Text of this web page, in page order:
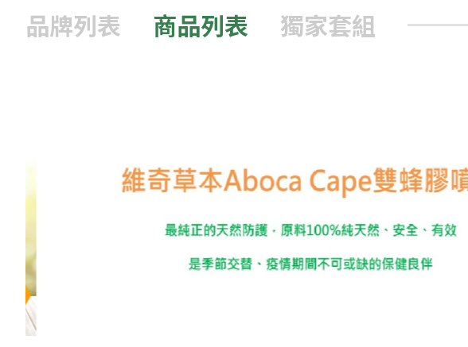
品牌列表 商品列表 獨家套組